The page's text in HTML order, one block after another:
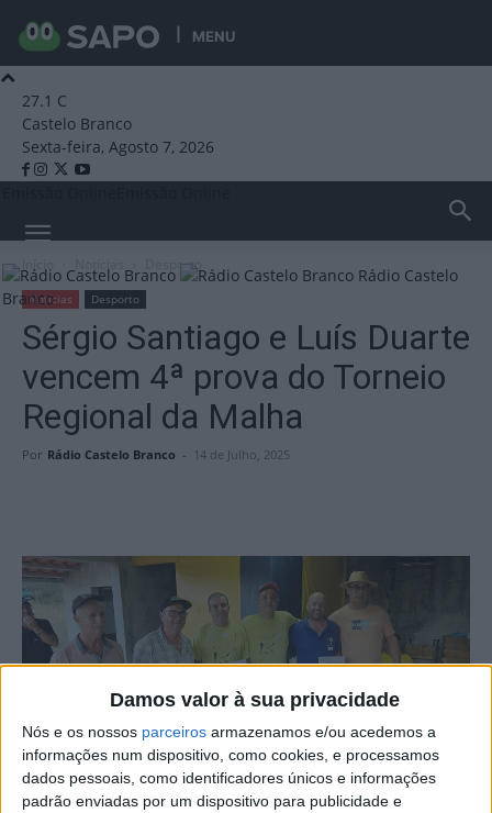
MENU
Damos valor à sua privacidade
Nós e os nossos parceiros armazenamos e/ou acedemos a
informações num dispositivo, como cookies, e processamos
dados pessoais, como identificadores únicos e informações
padrão enviadas por um dispositivo para publicidade e
27.1 C
Castelo Branco
Sexta-feira, Agosto 7, 2026
Rádio Castelo
Branco
Desporto
Notícias Desporto
Sérgio Santiago e Luís Duarte
vencem 4ª prova do Torneio
Regional da Malha
Por Rádio Castelo Branco - 14 de Julho, 2025